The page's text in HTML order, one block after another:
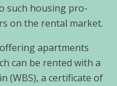
such housing pro­
on the ren­tal mar­ket.
apart­ments
can be ren­ted with a
(WBS), a cer­ti­fi­ca­te of